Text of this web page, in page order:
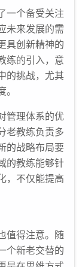
一个备受关注
未来发展的需
具创新精神的
练的引入，意
的挑战，尤其
管理体系的优
老教练负责多
的战略布局要
的教练能够针
，不仅能提高
值得注意。随
个新老交替的